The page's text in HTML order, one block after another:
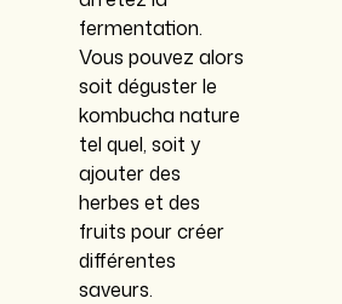
fermentation.
Vous pouvez alors
soit déguster le
kombucha nature
tel quel, soit y
ajouter des
herbes et des
fruits pour créer
différentes
saveurs.